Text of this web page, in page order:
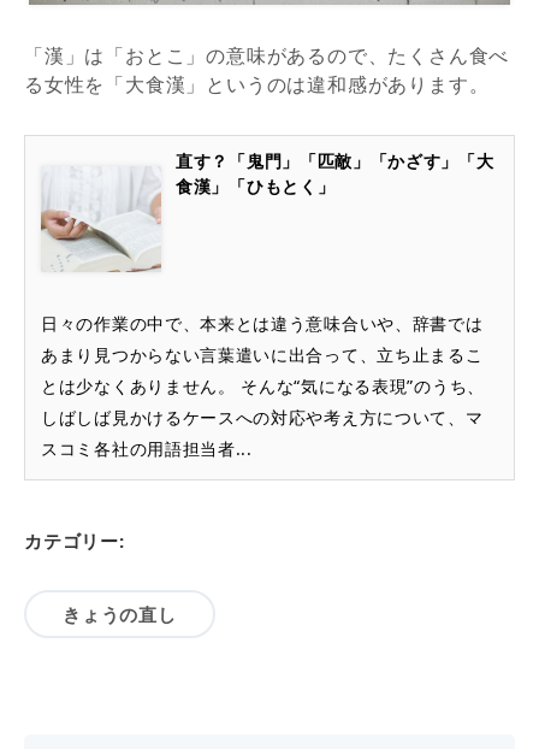
「漢」は「おとこ」の意味があるので、たくさん食べ
る女性を「大食漢」というのは違和感があります。
直す？「鬼門」「匹敵」「かざす」「大
食漢」「ひもとく」
日々の作業の中で、本来とは違う意味合いや、辞書では
あまり見つからない言葉遣いに出合って、立ち止まるこ
とは少なくありません。 そんな“気になる表現”のうち、
しばしば見かけるケースへの対応や考え方について、マ
スコミ各社の用語担当者...
カテゴリー:
きょうの直し